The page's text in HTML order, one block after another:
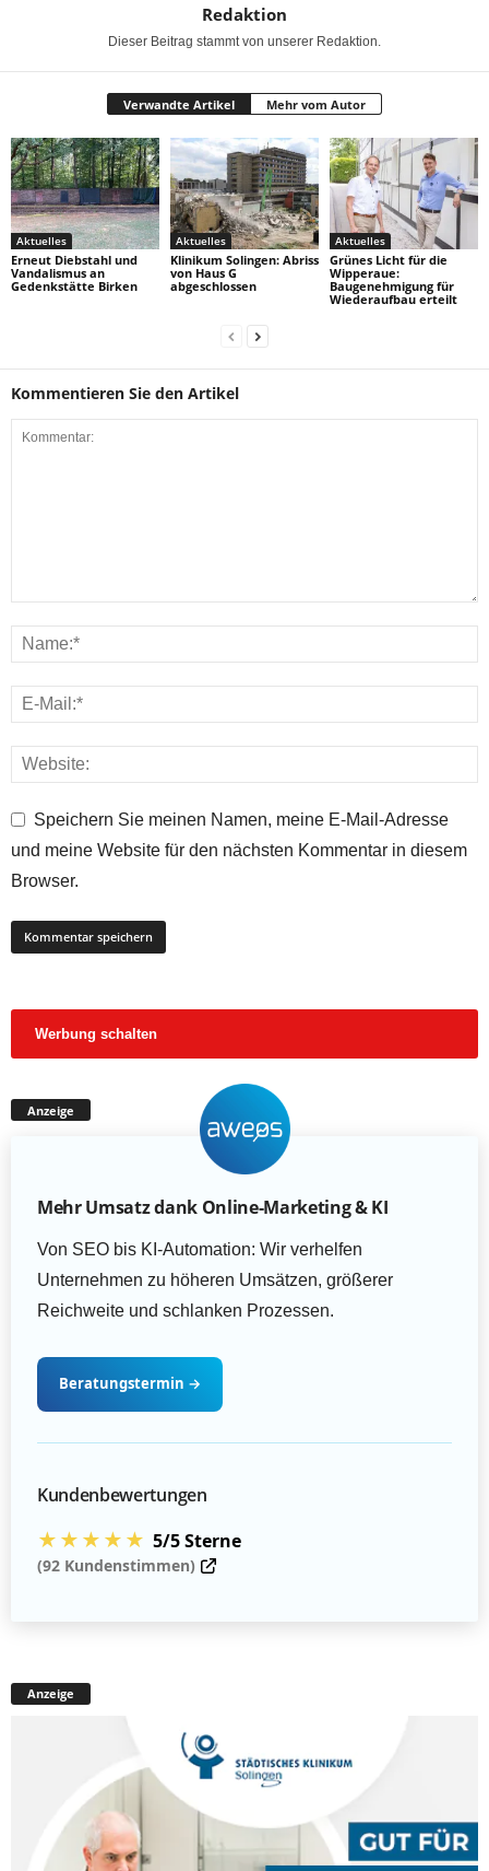
Redaktion
Dieser Beitrag stammt von unserer Redaktion.
Verwandte Artikel Mehr vom Autor
Aktuelles
Erneut Diebstahl und
Vandalismus an
Gedenkstätte Birken
Aktuelles
Klinikum Solingen: Abriss
von Haus G
abgeschlossen
Aktuelles
Grünes Licht für die
Wipperaue:
Baugenehmigung für
Wiederaufbau erteilt
Kommentieren Sie den Artikel
Speichern Sie meinen Namen, meine E-Mail-Adresse
und meine Website für den nächsten Kommentar in diesem
Browser.
Werbung schalten
Anzeige
Mehr Umsatz dank Online-Marketing & KI
Von SEO bis KI-Automation: Wir verhelfen
Unternehmen zu höheren Umsätzen, größerer
Reichweite und schlanken Prozessen.
Beratungstermin →
Kundenbewertungen
★★★★★ 5/5 Sterne
(92 Kundenstimmen)
Anzeige